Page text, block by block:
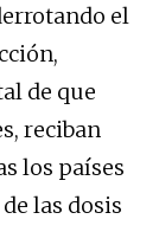
el
de que
reciban
los países
las dosis